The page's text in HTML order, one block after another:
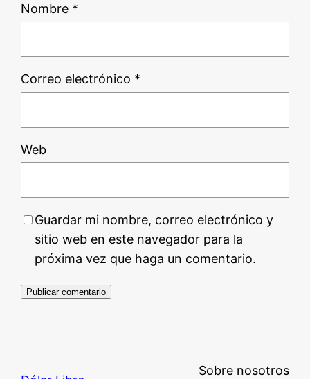
Nombre *
Correo electrónico *
Web
Guardar mi nombre, correo electrónico y
sitio web en este navegador para la
próxima vez que haga un comentario.
Sobre nosotros